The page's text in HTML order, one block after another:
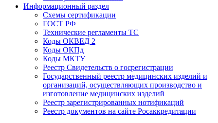
Информационный раздел
Схемы сертификации
ГОСТ РФ
Технические регламенты ТС
Коды ОКВЕД 2
Коды ОКПд
Коды МКТУ
Реестр Свидетельств о госрегистрации
Государственный реестр медицинских изделий и
организаций, осуществляющих производство и
изготовление медицинских изделий
Реестр зарегистрированных нотификаций
Реестр документов на сайте Росаккредитации